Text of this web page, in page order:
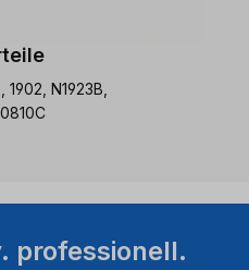
N1923B,
professionell.